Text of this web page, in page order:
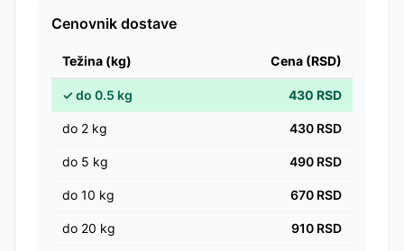
Cenovnik dostave
Težina (kg) Cena (RSD)
✓do 0.5 kg 430 RSD
do 2 kg 430 RSD
do 5 kg 490 RSD
do 10 kg 670 RSD
do 20 kg 910 RSD